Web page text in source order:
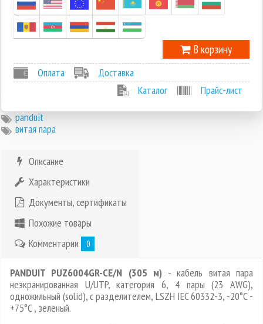
-1
В корзину
Оплата
Доставка
Каталог
Прайс-лист
panduit
витая пара
Описание
Характеристики
Документы, сертификаты
Похожие товары
Комментарии
0
PANDUIT PUZ6004GR-CE/N (305 м)- кабель витая пара
неэкранированная U/UTP, категория 6, 4 пары (23 AWG),
одножильный (solid), с разделителем, LSZH IEC 60332-3, -20°C -
+75°C , зеленый.